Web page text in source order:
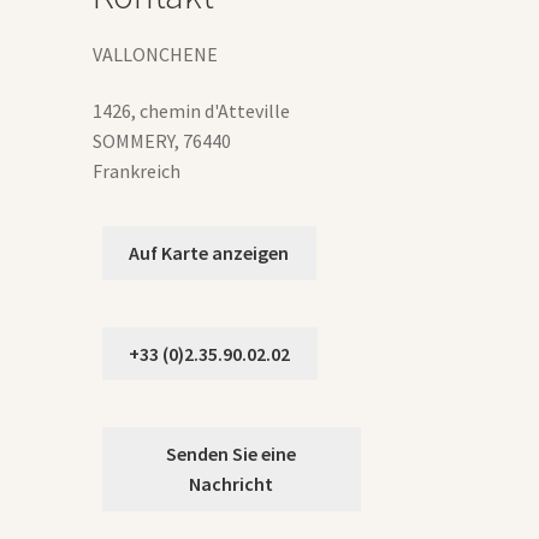
VALLONCHENE
1426, chemin d'Atteville
SOMMERY, 76440
Frankreich
Auf Karte anzeigen
+33 (0)2.35.90.02.02
Senden Sie eine
Nachricht